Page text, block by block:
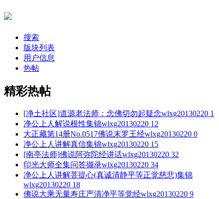
搜索
版块列表
用户信息
热帖
精彩热帖
[净土社区]道源老法师：念佛切勿起疑念wlxg20130220 1
净公上人解说根性集锦wlxg20130220 12
大正藏第14册No.0517佛说末罗王经wlxg20130220 0
净公上人讲解真信集锦wlxg20130220 15
[南亭法师]佛说阿弥陀经讲话wlxg20130220 32
印光大师全集问答撷录wlxg20130220 34
净公上人讲解菩提心(真诚清静平等正觉慈悲)集锦
wlxg20130220 18
佛说大乘无量寿庄严清净平等觉经wlxg20130220 9